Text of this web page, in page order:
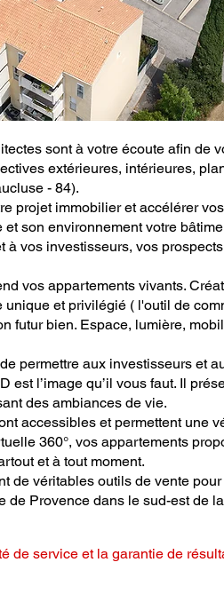
sont à votre écoute afin de
extérieures, intérieures,
- 84).
projet immobilier et accélérer
son environnement votre
à vos investisseurs, vos
vos appartements vivants.
et privilégié ( l'outil de
futur bien. Espace, lumière,
permettre aux investisseurs et
est l’image qu’il vous faut. Il
des ambiances de vie.
accessibles et permettent une
360°, vos appartements
et à tout moment.
de véritables outils de vente
de Provence dans le sud-est de
de service et la garantie de